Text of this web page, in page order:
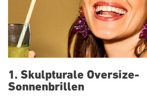
1. Skulpturale Oversize-
Sonnenbrillen